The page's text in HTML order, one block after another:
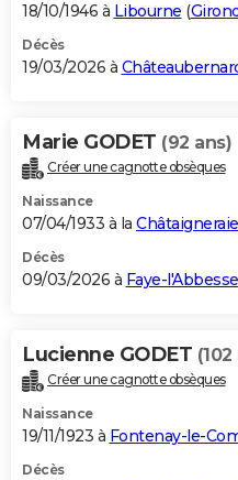
18/10/1946 à Libourne (
Décès
19/03/2026 à
Marie GODET (92 ans)
Créer une cagnotte obsèques
Naissance
07/04/1933 à la Châtaigneraie
Décès
09/03/2026 à Faye-l'Abbesse
Lucienne GODET
Créer une cagnotte obsèques
Naissance
19/11/1923 à Fontenay-le-
Décès